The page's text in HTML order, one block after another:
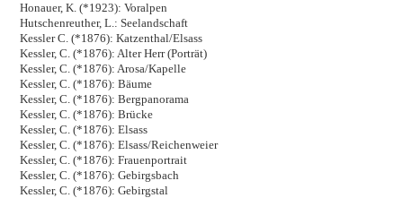
Honauer, K. (*1923): Voralpen
Hutschenreuther, L.: Seelandschaft
Kessler C. (*1876): Katzenthal/Elsass
Kessler, C. (*1876): Alter Herr (Porträt)
Kessler, C. (*1876): Arosa/Kapelle
Kessler, C. (*1876): Bäume
Kessler, C. (*1876): Bergpanorama
Kessler, C. (*1876): Brücke
Kessler, C. (*1876): Elsass
Kessler, C. (*1876): Elsass/Reichenweier
Kessler, C. (*1876): Frauenportrait
Kessler, C. (*1876): Gebirgsbach
Kessler, C. (*1876): Gebirgstal